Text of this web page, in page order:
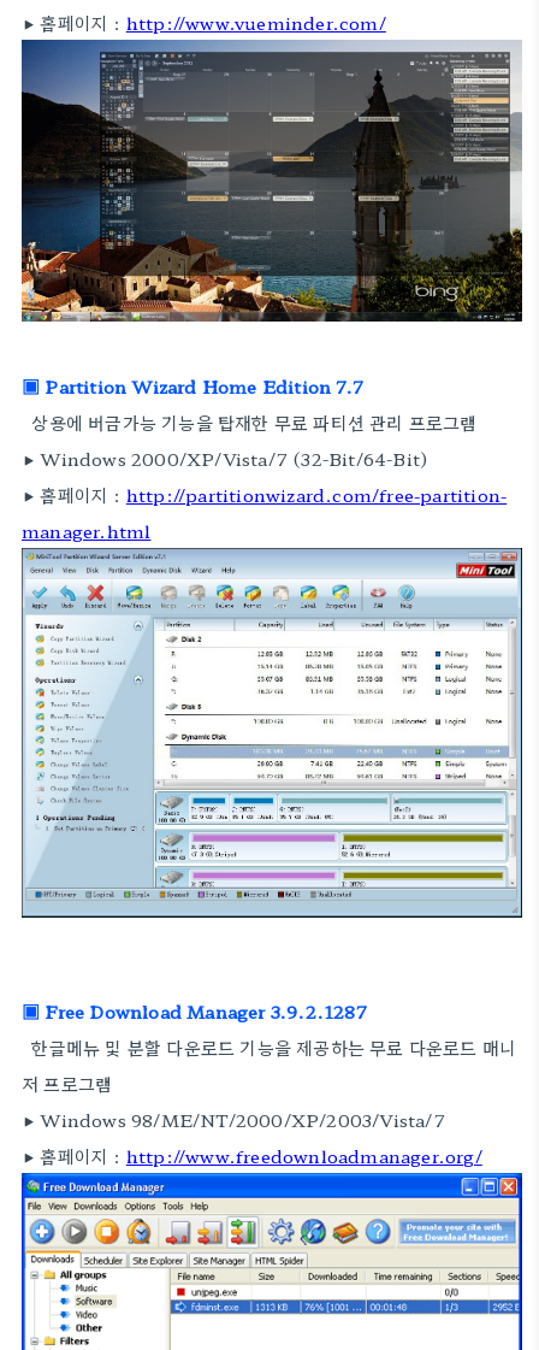
▶ 홈페이지 : http://www.vueminder.com/
▣ Partition Wizard Home Edition 7.7
상용에 버금가능 기능을 탑재한 무료 파티션 관리 프로그램
▶ Windows 2000/XP/Vista/7 (32-Bit/64-Bit)
▶ 홈페이지 : http://partitionwizard.com/free-partition-
manager.html
▣ Free Download Manager 3.9.2.1287
한글메뉴 및 분할 다운로드 기능을 제공하는 무료 다운로드 매니
저 프로그램
▶ Windows 98/ME/NT/2000/XP/2003/Vista/7
▶ 홈페이지 : http://www.freedownloadmanager.org/